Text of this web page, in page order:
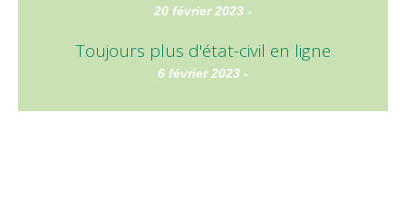
20 février 2023 -
Toujours plus d'état-civil en ligne
6 février 2023 -